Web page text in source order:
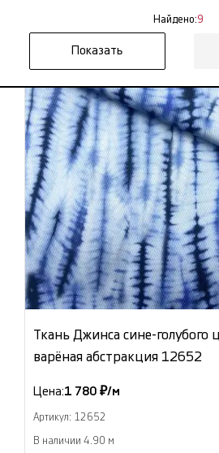
Найдено:9
Ткань Джинса сине-голубого
варёная абстракция 12652
Цена:1 780 ₽/м
Артикул: 12652
В наличии 4.90 м